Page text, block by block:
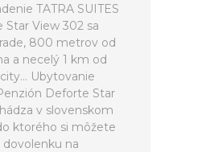
TATRA SUITES
View 302 sa
800 metrov od
a necelý 1 km od
Ubytovanie
Deforte Star
v slovenskom
ktorého si môžete
dovolenku na